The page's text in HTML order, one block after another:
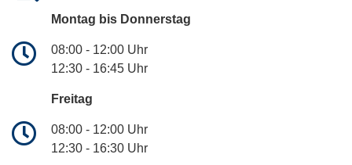
Montag bis Donnerstag
08:00 - 12:00 Uhr
12:30 - 16:45 Uhr
Freitag
08:00 - 12:00 Uhr
12:30 - 16:30 Uhr